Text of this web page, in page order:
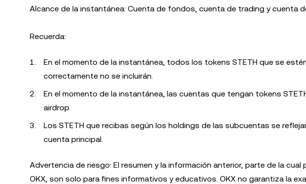
Alcance de la instantánea: Cuenta de fondos, cuenta de trading y cuenta
Recuerda:
En el momento de la instantánea, todos los tokens STETH que se
correctamente no se incluirán.
En el momento de la instantánea, las cuentas que tengan tokens
airdrop.
Los STETH que recibas según los holdings de las subcuentas se
cuenta principal.
Advertencia de riesgo: El resumen y la información anterior, parte de la
OKX, son solo para fines informativos y educativos. OKX no garantiza la